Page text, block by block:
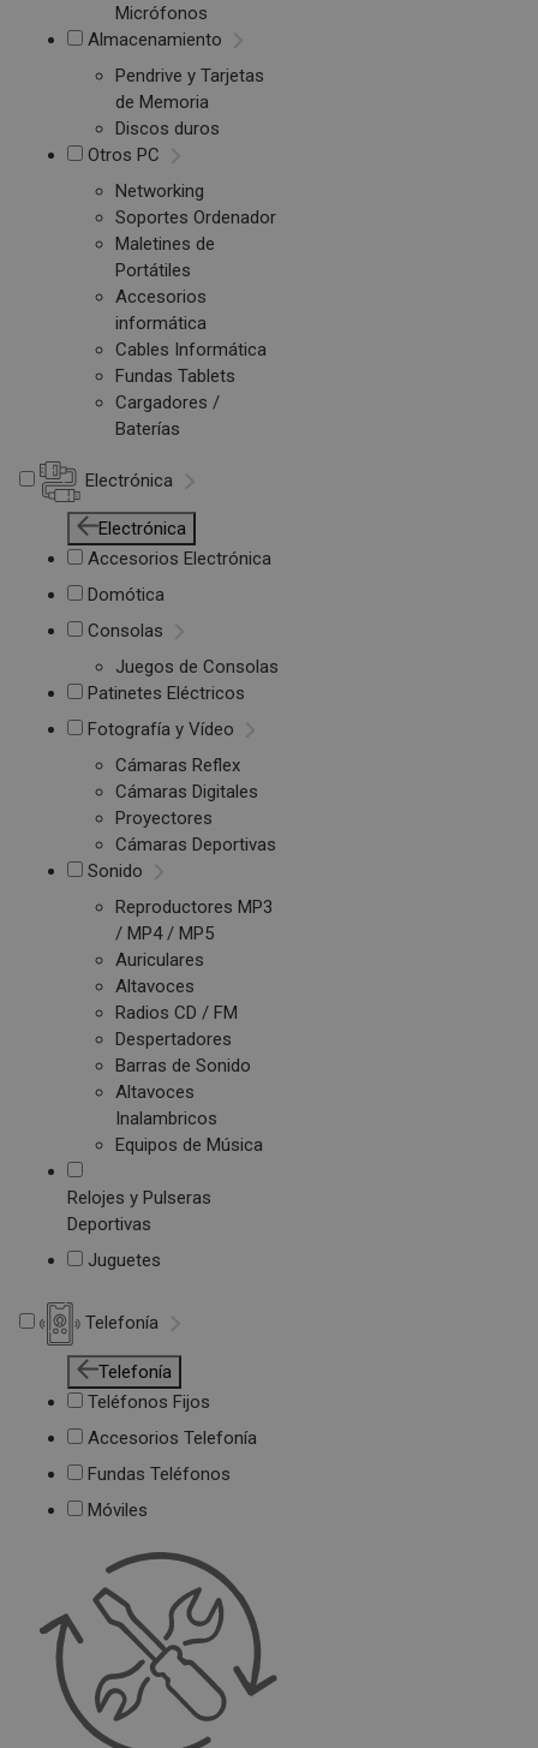
Micrófonos
Almacenamiento
Pendrive y Tarjetas
de Memoria
Discos duros
Otros PC
Networking
Soportes Ordenador
Maletines de
Portátiles
Accesorios
informática
Cables Informática
Fundas Tablets
Cargadores /
Baterías
Electrónica
Electrónica
Accesorios Electrónica
Domótica
Consolas
Juegos de Consolas
Patinetes Eléctricos
Fotografía y Vídeo
Cámaras Reflex
Cámaras Digitales
Proyectores
Cámaras Deportivas
Sonido
Reproductores MP3
/ MP4 / MP5
Auriculares
Altavoces
Radios CD / FM
Despertadores
Barras de Sonido
Altavoces
Inalambricos
Equipos de Música
Relojes y Pulseras
Deportivas
Juguetes
Telefonía
Telefonía
Teléfonos Fijos
Accesorios Telefonía
Fundas Teléfonos
Móviles